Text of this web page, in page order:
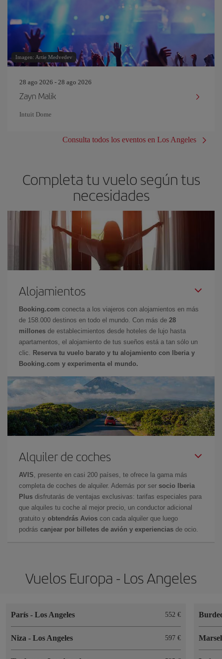
Imagen: Artie Medvedev
28 ago 2026 - 28 ago 2026
Zayn Malik
Intuit Dome
Consulta todos los eventos en Los Angeles
Completa tu vuelo según tus
necesidades
Alojamientos
Booking.com conecta a los viajeros con alojamientos en más
de 158.000 destinos en todo el mundo. Con más de 28
millones de establecimientos desde hoteles de lujo hasta
apartamentos, el alojamiento de tus sueños está a tan sólo un
clic.
Reserva tu vuelo barato y tu alojamiento con Iberia y
Booking.com y experimenta el mundo.
Alquiler de coches
AVIS , presente en casi 200 países, te ofrece la gama más
completa de coches de alquiler. Además por ser socio Iberia
Plus disfrutarás de ventajas exclusivas: tarifas especiales para
que alquiles tu coche al mejor precio, un conductor adicional
gratuito y obtendrás Avios con cada alquiler que luego
podrás canjear por billetes de avión y experiencias de ocio.
Vuelos Europa - Los Angeles
París - Los Angeles 552 €
Niza - Los Angeles 597 €